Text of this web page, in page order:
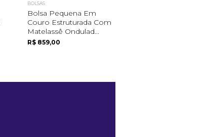
BOLSAS
Bolsa Pequena Em
Couro Estruturada Com
Matelassê Ondulad...
R$ 859,00